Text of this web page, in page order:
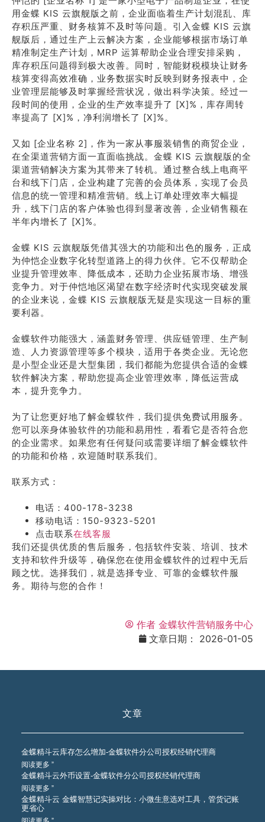
用金蝶 KIS 云旗舰版之前，企业面临着生产计划混乱、库
存积压严重、财务核算不及时等问题。引入金蝶 KIS 云旗
舰版后，通过生产上云解决方案，企业能够根据市场订单
精准制定生产计划，MRP 运算帮助企业合理安排采购，
库存积压问题得到极大改善。同时，智能财税模块让财务
核算变得高效准确，业务数据实时反映到财务报表中，企
业管理层能够及时掌握经营状况，做出科学决策。经过一
段时间的使用，企业的生产效率提升了 [X]%，库存周转
率提高了 [X]%，净利润增长了 [X]%。
又如 [企业名称 2]，作为一家从事服装销售的商贸企业，
在全渠道营销方面一直面临挑战。金蝶 KIS 云旗舰版的全
渠道营销解决方案为其带来了转机。通过整合线上电商平
台和线下门店，企业构建了完善的会员体系，实现了会员
信息的统一管理和精准营销。线上订单处理效率大幅提
升，线下门店的客户体验也得到显著改善，企业销售额在
半年内增长了 [X]%。
金蝶 KIS 云旗舰版凭借其强大的功能和出色的服务，正成
为仲恺企业数字化转型道路上的得力伙伴。它不仅帮助企
业提升管理效率、降低成本，还助力企业拓展市场、增强
竞争力。对于仲恺地区渴望在数字经济时代实现突破发展
的企业来说，金蝶 KIS 云旗舰版无疑是实现这一目标的重
要利器。
金蝶软件功能强大，涵盖财务管理、供应链管理、生产制
造、人力资源管理等多个模块，适用于各类企业。无论您
是小型企业还是大型集团，我们都能为您提供合适的金蝶
软件解决方案，帮助您提高企业管理效率，降低运营成
本，提升竞争力。
为了让您更好地了解金蝶软件，我们提供免费试用服务。
您可以亲身体验软件的功能和易用性，看看它是否符合您
的企业需求。如果您有任何疑问或需要详细了解金蝶软件
的功能和价格，欢迎随时联系我们。
联系方式：
电话：400-178-3238
移动电话：150-9323-5201
点击联系在线客服
我们还提供优质的售后服务，包括软件安装、培训、技术
支持和软件升级等，确保您在使用金蝶软件的过程中无后
顾之忧。选择我们，就是选择专业、可靠的金蝶软件服
务。期待与您的合作！
作者 金蝶软件营销服务中心
文章日期：
2026-01-05
文章
金蝶精斗云库存怎么增加-金蝶软件分公司授权经销代理商
阅读更多 ”
金蝶精斗云外币设置-金蝶软件分公司授权经销代理商
阅读更多 ”
金蝶精斗云 金蝶智慧记实操对比：小微生意选对工具，管货记账
更省心